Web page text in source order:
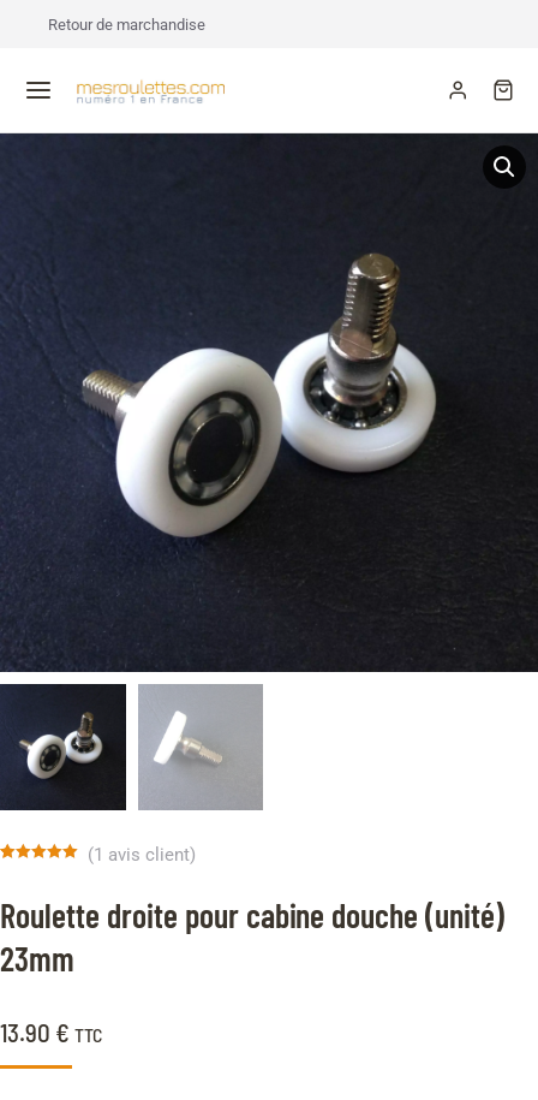
Retour de marchandise
Roulette droite pour cabine douche (unité)
23mm
13.90 € TTC
sur
notation
client
(1 avis client)